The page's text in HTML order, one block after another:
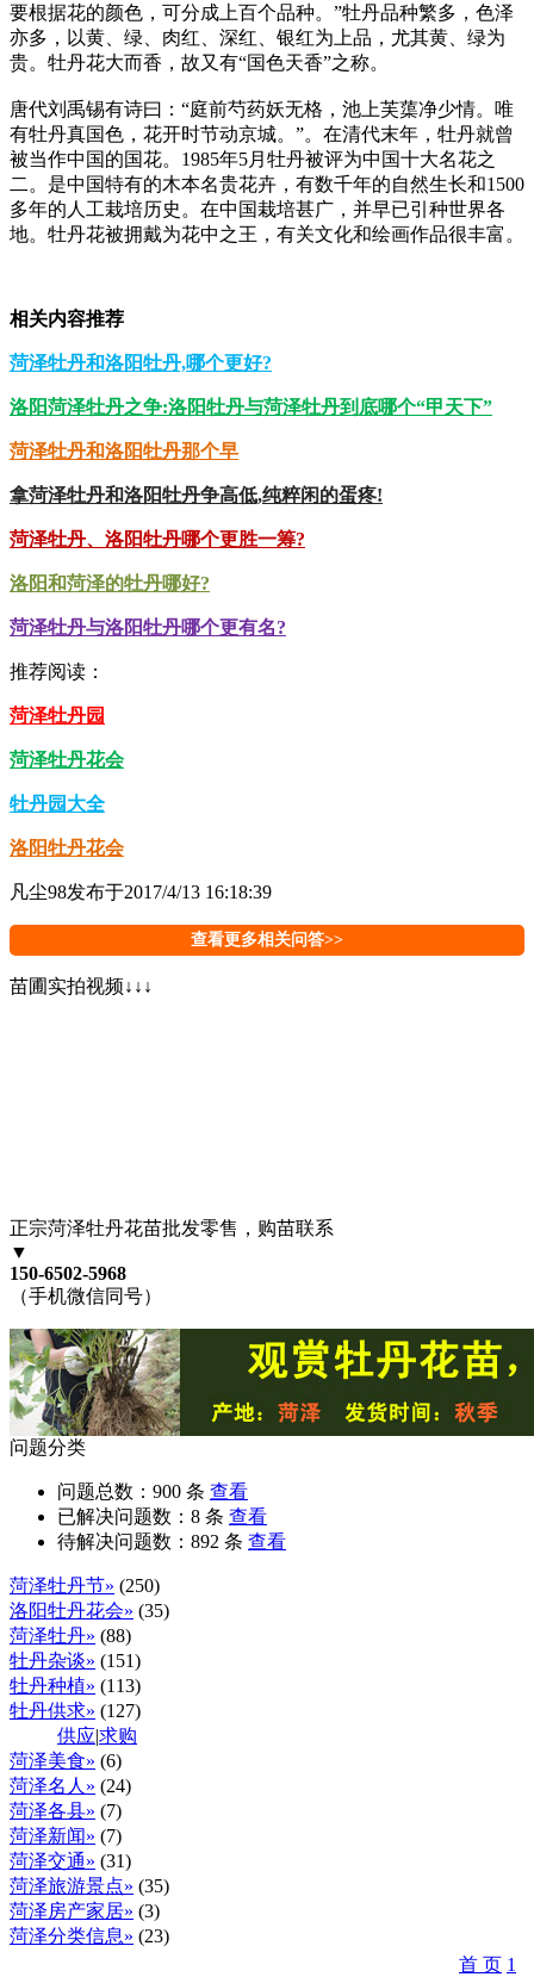
要根据花的颜色，可分成上百个品种。”牡丹品种繁多，色泽
亦多，以黄、绿、肉红、深红、银红为上品，尤其黄、绿为
贵。牡丹花大而香，故又有“国色天香”之称。
唐代刘禹锡有诗曰：“庭前芍药妖无格，池上芙蕖净少情。唯
有牡丹真国色，花开时节动京城。”。在清代末年，牡丹就曾
被当作中国的国花。1985年5月牡丹被评为中国十大名花之
二。是中国特有的木本名贵花卉，有数千年的自然生长和1500
多年的人工栽培历史。在中国栽培甚广，并早已引种世界各
地。牡丹花被拥戴为花中之王，有关文化和绘画作品很丰富。
相关内容推荐
菏泽牡丹和洛阳牡丹,哪个更好?
洛阳菏泽牡丹之争:洛阳牡丹与菏泽牡丹到底哪个“甲天下”
菏泽牡丹和洛阳牡丹那个早
拿菏泽牡丹和洛阳牡丹争高低,纯粹闲的蛋疼!
菏泽牡丹、洛阳牡丹哪个更胜一筹?
洛阳和菏泽的牡丹哪好?
菏泽牡丹与洛阳牡丹哪个更有名?
推荐阅读：
菏泽牡丹园
菏泽牡丹花会
牡丹园大全
洛阳牡丹花会
凡尘98发布于2017/4/13 16:18:39
查看更多相关问答>>
苗圃实拍视频↓↓↓
正宗菏泽牡丹花苗批发零售，购苗联系
▼
150-6502-5968
（手机微信同号）
问题分类
问题总数： 900 条 查看
已解决问题数： 8 条 查看
待解决问题数： 892 条 查看
菏泽牡丹节» (250)
洛阳牡丹花会» (35)
菏泽牡丹» (88)
牡丹杂谈» (151)
牡丹种植» (113)
牡丹供求» (127)
供应|求购
菏泽美食» (6)
菏泽名人» (24)
菏泽各县» (7)
菏泽新闻» (7)
菏泽交通» (31)
菏泽旅游景点» (35)
菏泽房产家居» (3)
菏泽分类信息» (23)
首 页 1